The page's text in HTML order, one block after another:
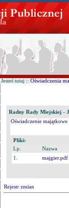
Jesteś tutaj :: Oświadczenia
Radny Rady Miejskiej -
Oświadczenie
Pliki:
Lp.
Nazwa
1.
majgier.pdf
Rejestr zmian